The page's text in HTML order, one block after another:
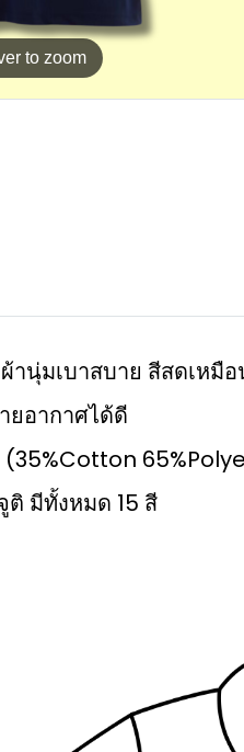
to zoom
านุ่มเบาสบาย สีสดเหมื
ยอากาศได้ดี
(35%Cotton
ติ มีทั้งหมด 15 สี